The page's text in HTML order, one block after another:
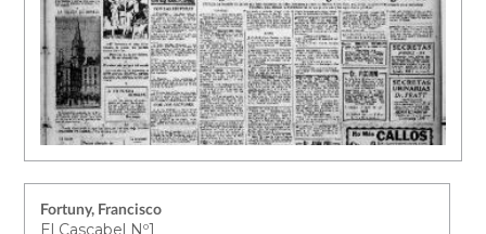
Fortuny, Francisco
El Cascabel Nº1